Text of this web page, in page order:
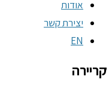
אודות
יצירת קשר
EN
קריירה